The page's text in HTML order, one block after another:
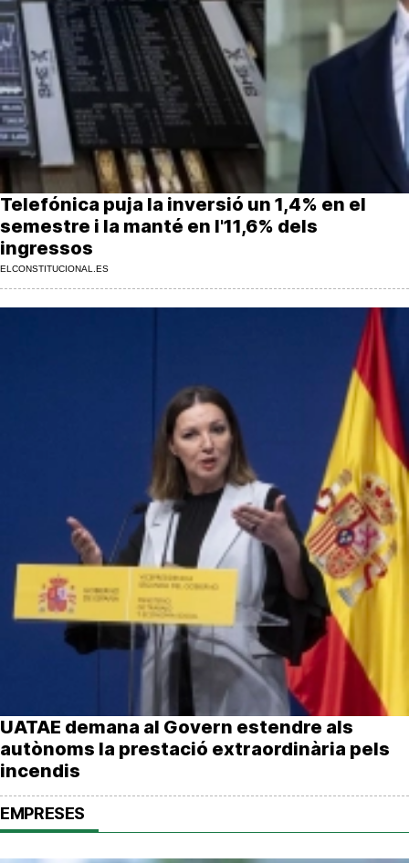
MésQueSuccessos
MésQueMercats
JudiciExprés
INVESTIGACIÓ
INTERNACIONAL
OPINIÓ
MUNICIPIS
Telefónica puja la inversió un 1,4% en el
semestre i la manté en l'11,6% dels
ingressos
ELCONSTITUCIONAL.ES
UATAE demana al Govern estendre als
autònoms la prestació extraordinària pels
incendis
EMPRESES